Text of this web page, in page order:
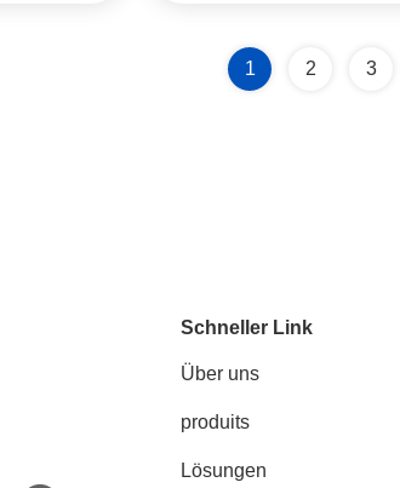
1 2 3
Schneller Link
Über uns
produits
Lösungen